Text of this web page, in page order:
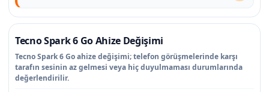
Tecno Spark 6 Go Ahize Değişimi
Tecno Spark 6 Go ahize değişimi; telefon görüşmelerinde karşı
tarafın sesinin az gelmesi veya hiç duyulmaması durumlarında
değerlendirilir.